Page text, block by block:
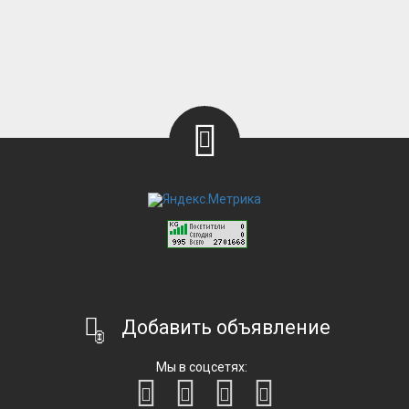
Добавить объявление
Мы в соцсетях: